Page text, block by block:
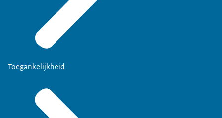
Toegankelijkheid